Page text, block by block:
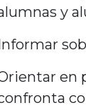
y
en